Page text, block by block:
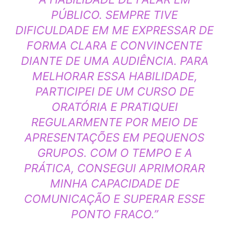
PÚBLICO. SEMPRE TIVE
DIFICULDADE EM ME EXPRESSAR DE
FORMA CLARA E CONVINCENTE
DIANTE DE UMA AUDIÊNCIA. PARA
MELHORAR ESSA HABILIDADE,
PARTICIPEI DE UM CURSO DE
ORATÓRIA E PRATIQUEI
REGULARMENTE POR MEIO DE
APRESENTAÇÕES EM PEQUENOS
GRUPOS. COM O TEMPO E A
PRÁTICA, CONSEGUI APRIMORAR
MINHA CAPACIDADE DE
COMUNICAÇÃO E SUPERAR ESSE
PONTO FRACO.”